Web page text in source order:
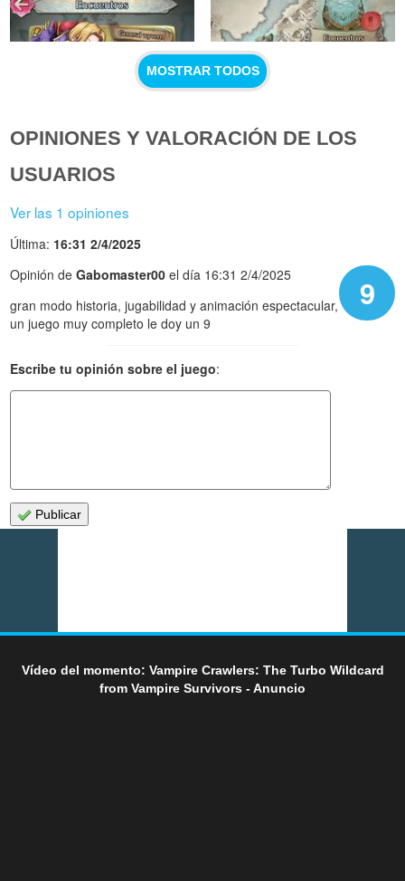
MOSTRAR TODOS
OPINIONES Y VALORACIÓN DE LOS
USUARIOS
Ver las 1 opiniones
Última: 16:31 2/4/2025
9
Opinión deGabomaster00 el día 16:31 2/4/2025
gran modo historia, jugabilidad y animación espectacular,
un juego muy completo le doy un 9
Escribe tu opinión sobre el juego:
Publicar
Vídeo del momento: Vampire Crawlers: The Turbo Wildcard
from Vampire Survivors - Anuncio